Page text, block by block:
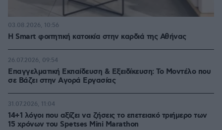
Η Smart φοιτητική κατοικία στην καρδιά της Αθήνας
03.08.2026, 10:56
Επαγγελματική Εκπαίδευση & Εξειδίκευση: Το Mοντέλο που
σε Bάζει στην Aγορά Eργασίας
26.07.2026, 09:54
14+1 λόγοι που αξίζει να ζήσεις το επετειακό τριήμερο των
15 χρόνων του Spetses Mini Marathon
31.07.2026, 11:04